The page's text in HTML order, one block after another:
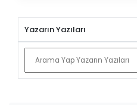
ABONELIK
YAZI GÖNDERIMI
Yazarın Yazıları